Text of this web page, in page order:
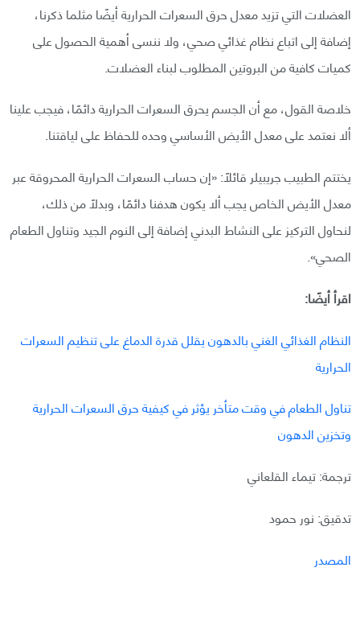
العضلات التي تزيد معدل حرق السعرات الحرارية أيضًا مثلما ذكرنا،
إضافة إلى اتباع نظام غذائي صحي، ولا ننسى أهمية الحصول على
كميات كافية من البروتين المطلوب لبناء العضلات.
خلاصة القول، مع أن الجسم يحرق السعرات الحرارية دائمًا، فيجب علينا
ألا نعتمد على معدل الأيض الأساسي وحده للحفاظ على لياقتنا.
يختتم الطبيب جريبيلر قائلًا: «إن حساب السعرات الحرارية المحروقة عبر
معدل الأيض الخاص يجب ألا يكون هدفنا دائمًا، وبدلًا من ذلك،
لنحاول التركيز على النشاط البدني إضافة إلى النوم الجيد وتناول الطعام
الصحي».
اقرأ أيضًا:
النظام الغذائي الغني بالدهون يقلل قدرة الدماغ على تنظيم السعرات
الحرارية
تناول الطعام في وقت متأخر يؤثر في كيفية حرق السعرات الحرارية
وتخزين الدهون
ترجمة: تيماء القلعاني
تدقيق: نور حمود
المصدر